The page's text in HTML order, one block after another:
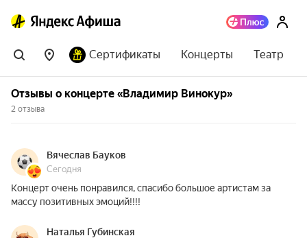
Сертификаты Концерты Театр
Отзывы о концерте «Владимир Винокур»
2 отзыва
Вячеслав Бауков
Сегодня
Концерт очень понравился, спасибо большое артистам за
массу позитивных эмоций!!!!
Наталья Губинская